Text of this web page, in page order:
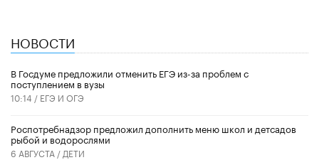
НОВОСТИ
В Госдуме предложили отменить ЕГЭ из-за проблем с
поступлением в вузы
10:14 / ЕГЭ И ОГЭ
Роспотребнадзор предложил дополнить меню школ и детсадов
рыбой и водорослями
6 АВГУСТА / ДЕТИ